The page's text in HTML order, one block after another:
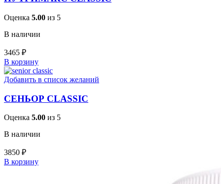
Оценка 5.00 из 5
В наличии
3465 ₽
В корзину
Добавить в список желаний
СЕНЬОР CLASSIC
Оценка 5.00 из 5
В наличии
3850 ₽
В корзину